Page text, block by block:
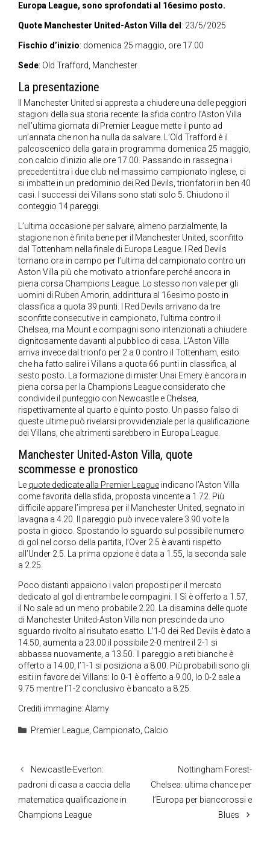
Europa League, sono sprofondati al 16esimo posto.
Quote Manchester United-Aston Villa del : 23/5/2025
Fischio d’inizio: domenica 25 maggio, ore 17.00
Sede: Old Trafford, Manchester
La presentazione
Il Manchester United si appresta a chiudere una delle peggiori
stagioni della sua storia recente: la sfida contro l’Aston Villa
nell’ultima giornata di Premier League mette il punto ad
un’annata che non ha nulla da salvare. L’Old Trafford è il
palcoscenico della gara in programma domenica 25 maggio,
con calcio d’inizio alle ore 17.00. Passando in rassegna i
precedenti tra i due club nel massimo campionato inglese, ci
si imbatte in un predominio dei Red Devils, trionfatori in ben 40
casi. I successi dei Villans sono stati solo 5. Chiudono il
conteggio 14 pareggi.
L’ultima occasione per salvare, almeno parzialmente, la
stagione non è finita bene per il Manchester United, sconfitto
dal Tottenham nella finale di Europa League. I Red Devils
tornano ora in campo per l’ultima del campionato contro un
Aston Villa più che motivato a trionfare perché ancora in
piena corsa Champions League. Lo stesso non vale per gli
uomini di Ruben Amorin, addirittura al 16esimo posto in
classifica a quota 39 punti. I Red Devils arrivano da tre
sconfitte consecutive in campionato, l’ultima contro il
Chelsea, ma Mount e compagni sono intenzionati a chiudere
dignitosamente davanti al pubblico di casa. L’Aston Villa
arriva invece dal trionfo per 2 a 0 contro il Tottenham, esito
che ha fatto salire i Villans a quota 66 punti in classifica, al
sesto posto. La formazione di mister Unai Emery è ancora in
piena corsa per la Champions League considerato che
condivide il punteggio con Newcastle e Chelsea,
rispettivamente al quarto e quinto posto. Un passo falso di
queste ultime può rivelarsi provvidenziale per la qualificazione
dei Villans, che altrimenti sarebbero in Europa League.
Manchester United-Aston Villa, quote
scommesse e pronostico
Le quote dedicate alla Premier League indicano l’Aston Villa
come favorita della sfida, proposta vincente a 1.72. Più
difficile appare l’impresa per il Manchester United, segnato in
lavagna a 4.20. Il pareggio può invece valere 3.90 volte la
posta in gioco. Spostando lo sguardo sul possibile numero
di gol nel corso della partita, l’Over 2.5 è avanti rispetto
all’Under 2.5. La prima opzione è data a 1.55, la seconda sale
a 2.25.
Poco distanti appaiono i valori proposti per il mercato
dedicato al gol di entrambe le compagini. Il Sì è offerto a 1.57,
il No sale ad un meno probabile 2.20. La disamina delle quote
di Manchester United-Aston Villa non prescinde da uno
sguardo rivolto al risultato esatto. L’1-0 dei Red Devils è dato a
14.50, aumenta a 23.00 il possibile 2-0 mentre il 2-1 si
abbassa nuovamente, a 13.50. Il pareggio a reti bianche è
offerto a 14.00, l’1-1 si posiziona a 8.00. Più probabili sono gli
esiti in favore dei Villans: lo 0-1 è offerto a 9.00, lo 0-2 sale a
9.75 mentre l’1-2 conclusivo è bancato a 8.25.
Crediti immagine: Alamy
Categorie
Premier League, Campionato, Calcio
Newcastle-Everton:
padroni di casa a caccia della
matematica qualificazione in
Champions League
Nottingham Forest-
Chelsea: ultima chance per
l’Europa per biancorossi e
Blues